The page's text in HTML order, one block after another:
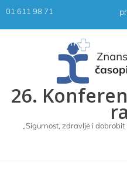
Skip01 611 98 71
26.
„Sigurnost, zdravlje i